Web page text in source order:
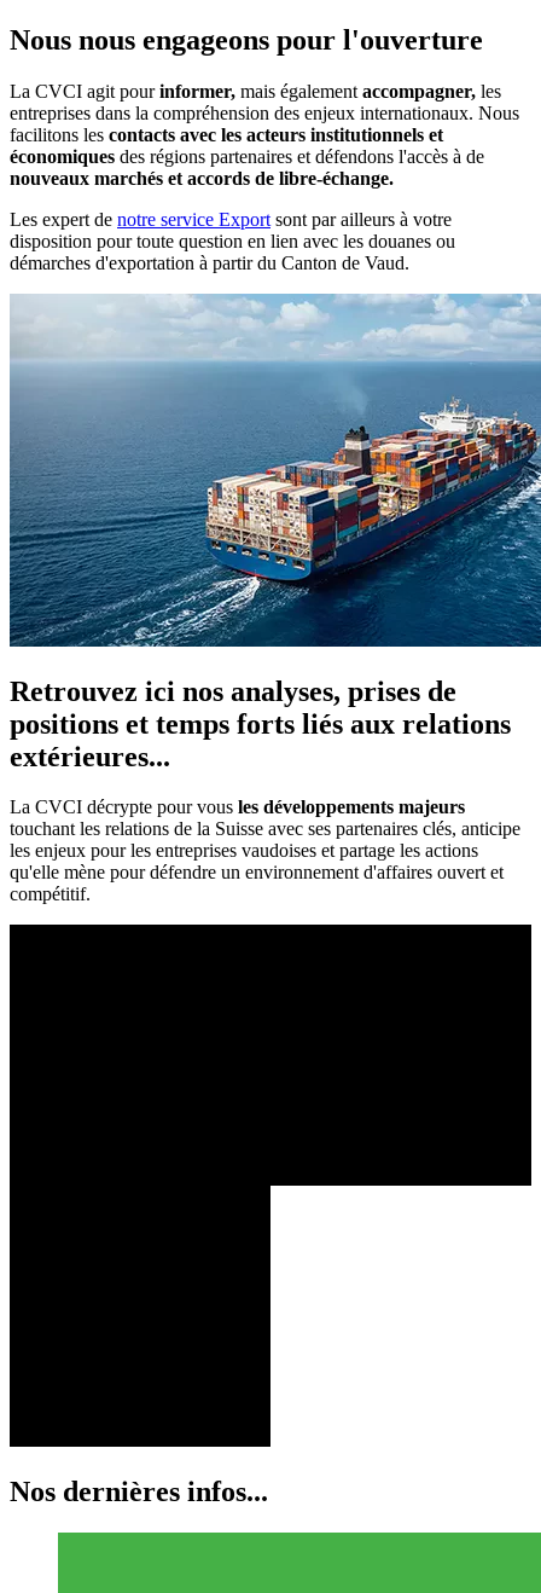
Nous nous engageons pour l'ouverture
La CVCI agit pourinformer, mais également accompagner, les
entreprises dans la compréhension des enjeux internationaux. Nous
facilitons les contacts avec les acteurs institutionnels et
économiques des régions partenaires et défendons l'accès à de
nouveaux marchés et accords de libre-échange.
Les expert de notre service Export sont par ailleurs à votre
disposition pour toute question en lien avec les douanes ou
démarches d'exportation à partir du Canton de Vaud.
Retrouvez ici nos analyses, prises de
positions et temps forts liés aux relations
extérieures...
La CVCI décrypte pour vous les développements majeurs
touchant les relations de la Suisse avec ses partenaires clés, anticipe
les enjeux pour les entreprises vaudoises et partage les actions
qu'elle mène pour défendre un environnement d'affaires ouvert et
compétitif.
Nos dernières infos...